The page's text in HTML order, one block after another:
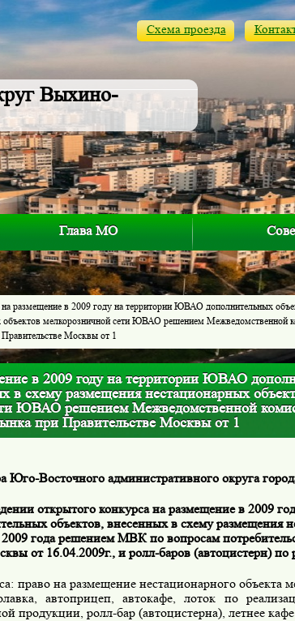
Выхино-
Схема проезда
Глава МО
размещение в 2009 году на территории ЮВАО дополнительных
объектов мелкорозничной сети ЮВАО решением Межведомственной
Москвы от 1
в 2009 году на территории ЮВАО
в схему размещения нестационарных
ЮВАО решением Межведомственной
при Правительстве Москвы от 1
Юго-Восточного административного округа
открытого конкурса на размещение в 2009
объектов, внесенных в схему размещения
года решением МВК по вопросам
от 16.04.2009г., и ролл-баров (автоцистерн) по
право на размещение нестационарного объекта
автоприцеп, автокафе, лоток по
продукции, ролл-бар (автоцистерна), летнее кафе